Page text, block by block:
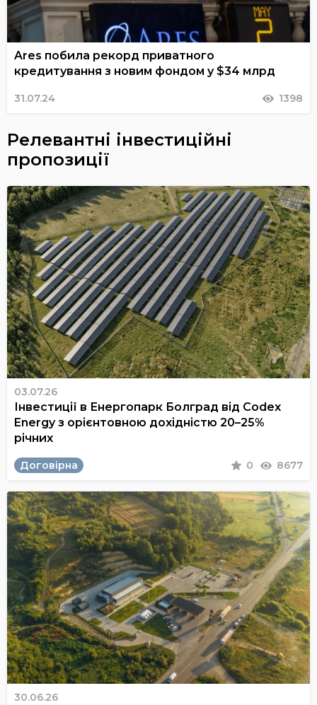
Ares побила рекорд приватного
кредитування з новим фондом у $34 млрд
31.07.24 1398
Релевантні інвестиційні
пропозиції
03.07.26
Інвестиції в Енергопарк Болград від Codex
Energy з орієнтовною дохідністю 20–25%
річних
Договірна 0 8677
30.06.26